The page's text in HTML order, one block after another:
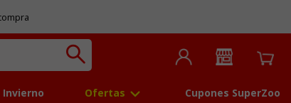
Invierno Ofertas Cupones SuperZoo